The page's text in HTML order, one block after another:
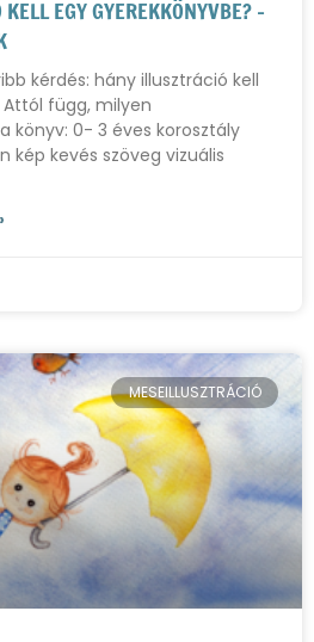
EGY GYEREKKÖNYVBE? –
kérdés: hány illusztráció kell
függ, milyen
könyv: 0- 3 éves korosztály
kép kevés szöveg vizuális
MESEILLUSZTRÁCIÓ